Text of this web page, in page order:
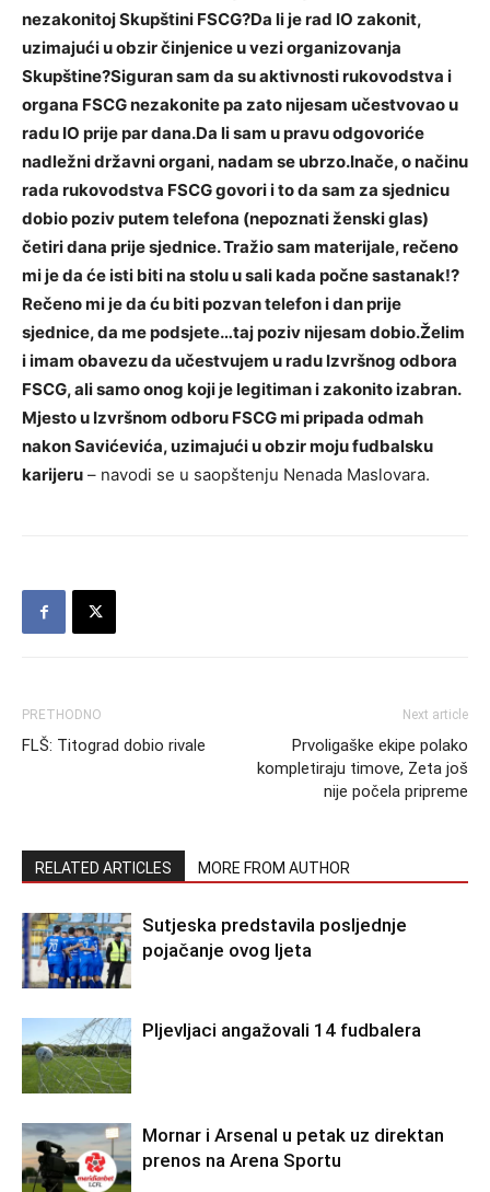
nezakonitoj Skupštini FSCG?Da li je rad IO zakonit,
uzimajući u obzir činjenice u vezi organizovanja
Skupštine?Siguran sam da su aktivnosti rukovodstva i
organa FSCG nezakonite pa zato nijesam učestvovao u
radu IO prije par dana.Da li sam u pravu odgovoriće
nadležni državni organi, nadam se ubrzo.Inače, o načinu
rada rukovodstva FSCG govori i to da sam za sjednicu
dobio poziv putem telefona (nepoznati ženski glas)
četiri dana prije sjednice. Tražio sam materijale, rečeno
mi je da će isti biti na stolu u sali kada počne sastanak!?
Rečeno mi je da ću biti pozvan telefon i dan prije
sjednice, da me podsjete…taj poziv nijesam dobio.Želim
i imam obavezu da učestvujem u radu Izvršnog odbora
FSCG, ali samo onog koji je legitiman i zakonito izabran.
Mjesto u Izvršnom odboru FSCG mi pripada odmah
nakon Savićevića, uzimajući u obzir moju fudbalsku
karijeru – navodi se u saopštenju Nenada Maslovara.
PRETHODNO
FLŠ: Titograd dobio rivale
Next article
Prvoligaške ekipe polako
kompletiraju timove, Zeta još
nije počela pripreme
RELATED ARTICLES MORE FROM AUTHOR
Sutjeska predstavila posljednje
pojačanje ovog ljeta
Pljevljaci angažovali 14 fudbalera
Mornar i Arsenal u petak uz direktan
prenos na Arena Sportu